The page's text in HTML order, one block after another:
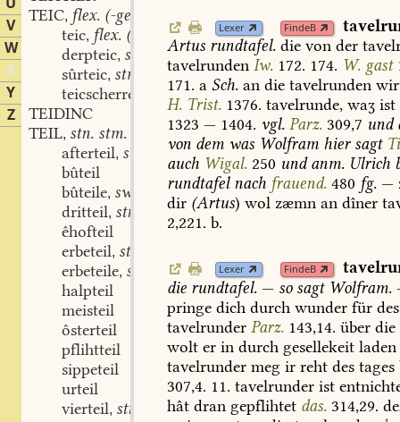
V
W
X
Y
Z
TEIC, flex. (-ges) adj.
teic, flex. (-ges) stm.
derpteic, stm.
sûrteic, stm.
teicscherre
TEIDINC
TEIL, stn. stm.
afterteil, stn.
bûteil
bûteile, swv.
dritteil, stn.
êhofteil
erbeteil, stm. stn.
erbeteile, swv.
halpteil
meisteil
ôsterteil
pflihtteil
sippeteil
urteil
vierteil, stn.
Lexer FindeB
Artus rundtafel. die von der
tavelrunden Iw. 172. 174. W. gast
171. a Sch. an die tavelrunden
H. Trist. 1376. tavelrunde, waʒ ist
1323 — 1404. vgl. Parz. 309,7 und
von dem was Wolfram hiersagt
auch Wigal. 250 undanm. Ulrich
rundtafelnach frauend. 480 fg. —
dir (Artus) wol zæmn an dîner
2,221. b.
Lexer FindeB
die rundtafel. — sosagtWolfram.
pringe dich durch wunder für des
tavelrunder Parz. 143,14. über die
wolt er in durch gesellekeit laden
tavelrunder meg ir reht des tages
307,4. 11. tavelrunder ist
hât dran gepflihtet das. 314,29.